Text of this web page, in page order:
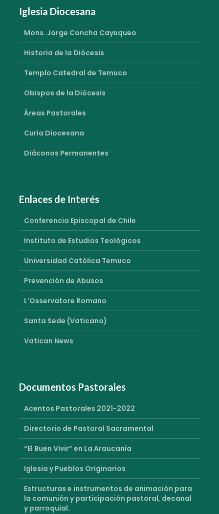
Iglesia Diocesana
Mons. Jorge Concha Cayuqueo
Historia de la Diócesis
Templo Catedral de Temuco
Obispos de la Diócesis
Áreas Pastorales
Curia Diocesana
Diáconos Permanentes
Enlaces de Interés
Conferencia Episcopal de Chile
Instituto de Estudios Teológicos
Universidad Católica Temuco
Prevención de Abusos
L’Osservatore Romano
Santa Sede (Vaticano)
Vatican News
Documentos Pastorales
Acentos Pastorales 2021-2022
Directorio de Pastoral Sacramental
“El Buen Vivir” en La Araucanía
Iglesia y Pueblos Originarios
Estructuras e instrumentos de animación para
la comunión y participación pastoral, decanal
y parroquial.